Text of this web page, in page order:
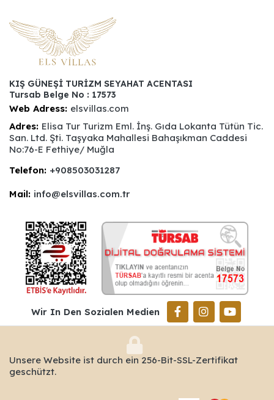
KIŞ GÜNEŞİ TURİZM SEYAHAT ACENTASI
Tursab Belge No : 17573
Web Adress: elsvillas.com
Adres: Elisa Tur Turizm Eml. İnş. Gıda Lokanta Tütün Tic.
San. Ltd. Şti. Taşyaka Mahallesi Bahaşıkman Caddesi
No:76-E Fethiye/ Muğla
Telefon: +908503031287
Mail: info@elsvillas.com.tr
Wir In Den Sozialen Medien
Unsere Website ist durch ein 256-Bit-SSL-Zertifikat
geschützt.